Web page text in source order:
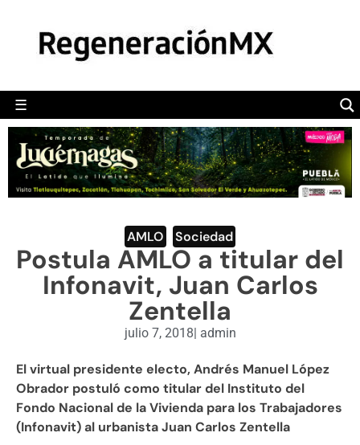
☰
POLÍTICA
CAMALEÓN
OPINIÓN
DEPORTES
ENGLISH SECTION
VIDEOS
AMLO Sociedad
Postula AMLO a titular del
Infonavit, Juan Carlos
Zentella
julio 7, 2018| admin
El virtual presidente electo, Andrés Manuel López
Obrador postuló como titular del Instituto del
Fondo Nacional de la Vivienda para los Trabajadores
(Infonavit) al urbanista Juan Carlos Zentella